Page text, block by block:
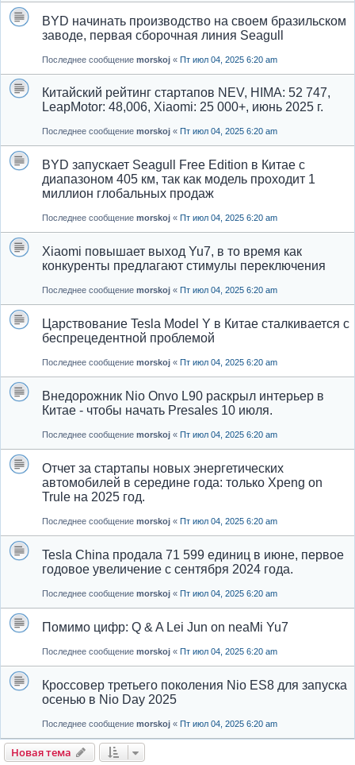
BYD начинать производство на своем бразильском
заводе, первая сборочная линия Seagull
Последнее сообщение morskoj « Пт июл 04, 2025 6:20 am
Китайский рейтинг стартапов NEV, HIMA: 52 747,
LeapMotor: 48,006, Xiaomi: 25 000+, июнь 2025 г.
Последнее сообщение morskoj « Пт июл 04, 2025 6:20 am
BYD запускает Seagull Free Edition в Китае с
диапазоном 405 км, так как модель проходит 1
миллион глобальных продаж
Последнее сообщение morskoj « Пт июл 04, 2025 6:20 am
Xiaomi повышает выход Yu7, в то время как
конкуренты предлагают стимулы переключения
Последнее сообщение morskoj « Пт июл 04, 2025 6:20 am
Царствование Tesla Model Y в Китае сталкивается с
беспрецедентной проблемой
Последнее сообщение morskoj « Пт июл 04, 2025 6:20 am
Внедорожник Nio Onvo L90 раскрыл интерьер в
Китае - чтобы начать Presales 10 июля.
Последнее сообщение morskoj « Пт июл 04, 2025 6:20 am
Отчет за стартапы новых энергетических
автомобилей в середине года: только Xpeng on
Trule на 2025 год.
Последнее сообщение morskoj « Пт июл 04, 2025 6:20 am
Tesla China продала 71 599 единиц в июне, первое
годовое увеличение с сентября 2024 года.
Последнее сообщение morskoj « Пт июл 04, 2025 6:20 am
Помимо цифр: Q & A Lei Jun on neaMi Yu7
Последнее сообщение morskoj « Пт июл 04, 2025 6:20 am
Кроссовер третьего поколения Nio ES8 для запуска
осенью в Nio Day 2025
Последнее сообщение morskoj « Пт июл 04, 2025 6:20 am
Новая тема